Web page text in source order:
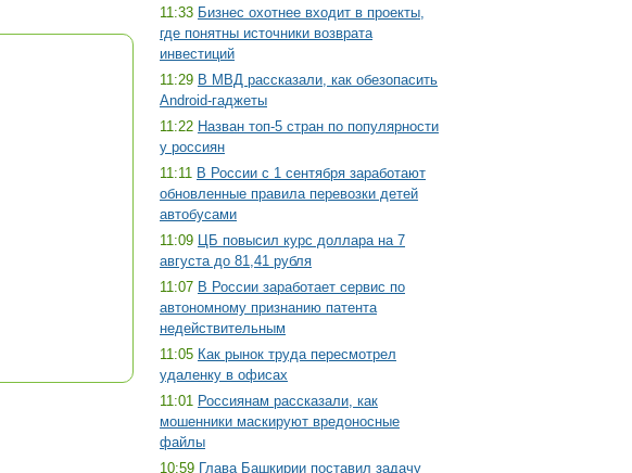
11:33 Бизнес охотнее входит в проекты,
где понятны источники возврата
инвестиций
11:29 В МВД рассказали, как обезопасить
Android-гаджеты
11:22 Назван топ-5 стран по популярности
у россиян
11:11 В России с 1 сентября заработают
обновленные правила перевозки детей
автобусами
11:09 ЦБ повысил курс доллара на 7
августа до 81,41 рубля
11:07 В России заработает сервис по
автономному признанию патента
недействительным
11:05 Как рынок труда пересмотрел
удаленку в офисах
11:01 Россиянам рассказали, как
мошенники маскируют вредоносные
файлы
10:59 Глава Башкирии поставил задачу